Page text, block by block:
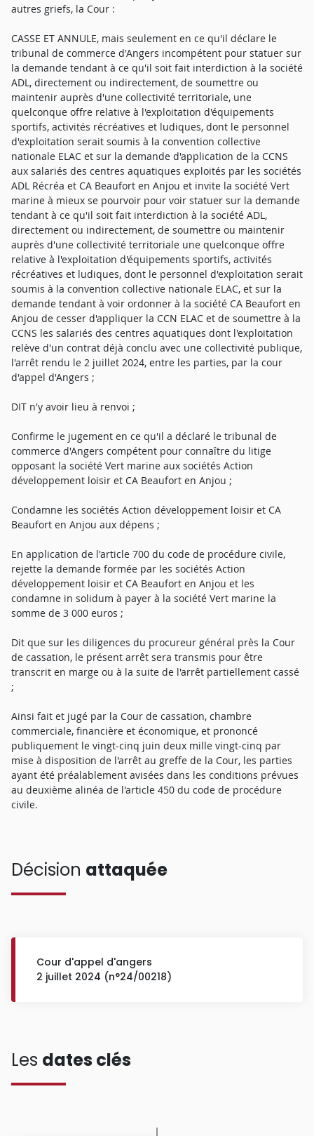
autres griefs, la Cour :
CASSE ET ANNULE, mais seulement en ce qu'il déclare le
tribunal de commerce d'Angers incompétent pour statuer sur
la demande tendant à ce qu'il soit fait interdiction à la société
ADL, directement ou indirectement, de soumettre ou
maintenir auprès d'une collectivité territoriale, une
quelconque offre relative à l'exploitation d'équipements
sportifs, activités récréatives et ludiques, dont le personnel
d'exploitation serait soumis à la convention collective
nationale ELAC et sur la demande d'application de la CCNS
aux salariés des centres aquatiques exploités par les sociétés
ADL Récréa et CA Beaufort en Anjou et invite la société Vert
marine à mieux se pourvoir pour voir statuer sur la demande
tendant à ce qu'il soit fait interdiction à la société ADL,
directement ou indirectement, de soumettre ou maintenir
auprès d'une collectivité territoriale une quelconque offre
relative à l'exploitation d'équipements sportifs, activités
récréatives et ludiques, dont le personnel d'exploitation serait
soumis à la convention collective nationale ELAC, et sur la
demande tendant à voir ordonner à la société CA Beaufort en
Anjou de cesser d'appliquer la CCN ELAC et de soumettre à la
CCNS les salariés des centres aquatiques dont l'exploitation
relève d'un contrat déjà conclu avec une collectivité publique,
l'arrêt rendu le 2 juillet 2024, entre les parties, par la cour
d'appel d'Angers ;
DIT n'y avoir lieu à renvoi ;
Confirme le jugement en ce qu'il a déclaré le tribunal de
commerce d'Angers compétent pour connaître du litige
opposant la société Vert marine aux sociétés Action
développement loisir et CA Beaufort en Anjou ;
Condamne les sociétés Action développement loisir et CA
Beaufort en Anjou aux dépens ;
En application de l'article 700 du code de procédure civile,
rejette la demande formée par les sociétés Action
développement loisir et CA Beaufort en Anjou et les
condamne in solidum à payer à la société Vert marine la
somme de 3 000 euros ;
Dit que sur les diligences du procureur général près la Cour
de cassation, le présent arrêt sera transmis pour être
transcrit en marge ou à la suite de l'arrêt partiellement cassé
;
Ainsi fait et jugé par la Cour de cassation, chambre
commerciale, financière et économique, et prononcé
publiquement le vingt-cinq juin deux mille vingt-cinq par
mise à disposition de l'arrêt au greffe de la Cour, les parties
ayant été préalablement avisées dans les conditions prévues
au deuxième alinéa de l'article 450 du code de procédure
civile.
Décision attaquée
Cour d'appel d'angers
2 juillet 2024 (n°24/00218)
Les dates clés